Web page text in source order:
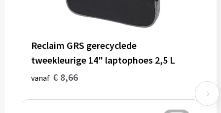
Reclaim GRS gerecyclede
tweekleurige 14" laptophoes 2,5 L
vanaf € 8,66